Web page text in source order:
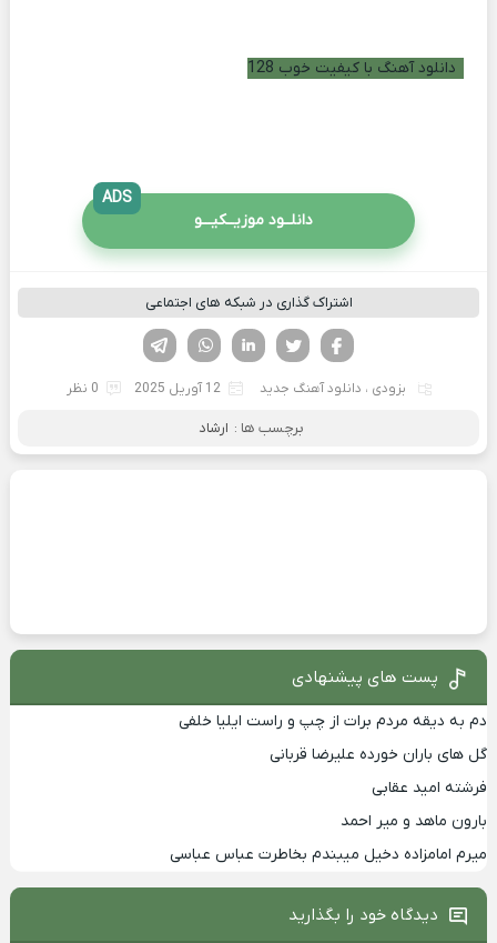
دانلود آهنگ با کیفیت خوب 128
دانلــود موزیــکیـــو
ADS
اشتراک گذاری در شبکه های اجتماعی
لینکدین تویتر
فیسوک
بزودی ، دانلود آهنگ جدید 12 آوریل 2025 0 نظر
برچسب ها : ارشاد
پست های پیشنهادی
دم به دیقه مردم برات از چپ و راست ایلیا خلفی
گل های باران خورده علیرضا قربانی
فرشته امید عقابی
بارون ماهد و میر احمد
میرم امامزاده دخیل میبندم بخاطرت عباس عباسی
دیدگاه خود را بگذارید